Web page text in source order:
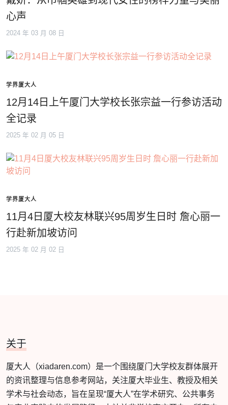
心声
2024 年 03 月 08 日
学界厦大人
12月14日上午厦门大学校长张宗益一行参访活动
全记录
2025 年 02 月 05 日
学界厦大人
11月4日厦大校友林联兴95周岁生日时 詹心丽一
行赴新加坡访问
2025 年 02 月 02 日
关于
厦大人（xiadaren.com）是一个围绕厦门大学校友群体展开
的资讯整理与信息参考网站，关注厦大毕业生、教授及相关
学术与社会动态，旨在呈现“厦大人”在学术研究、公共事务